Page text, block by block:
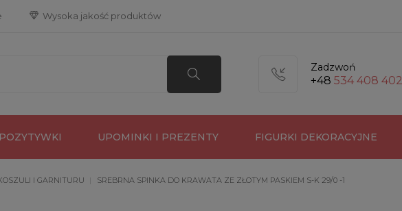
 Wysoka jakość produktów
Zadzwoń
+48 534 408 402
POZYTYWKI UPOMINKI I PREZENTY FIGURKI DEKORACYJNE
I GARNITURU SREBRNA SPINKA DO KRAWATA ZE ZŁOTYM PASKIEM S-K 29/0 -1